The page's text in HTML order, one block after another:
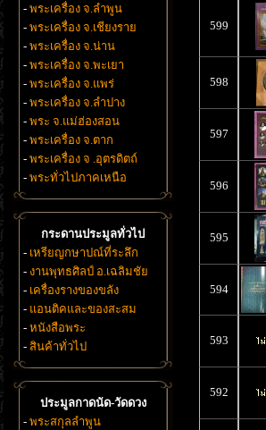
- พระเครื่อง จ.ลำพูน
- พระเครื่อง จ.เชียงราย
- พระเครื่อง จ.น่าน
- พระเครื่อง จ.พะเยา
- พระเครื่อง จ.แพร่
- พระเครื่อง จ.ลำปาง
- พระ จ.แม่ฮ่องสอน
- พระเครื่อง จ.ตาก
- พระเครื่อง จ .อุตรดิตถ์
- พระทั่วไปภาคเหนือ
กระดานประมูลทั่วไป
- เหรียญกษาปณ์ที่ระลึก
- งานพุทธศิลป์ อ.เฉลิมชัย
- เครื่องรางของขลัง
- แอนติคและของสะสม
- หนังสือพระ
- สินค้าทั่วไป
ประมูลกาดนัด-วัดดวง
- พระสกุลลำพูน
599
598
597
596
595
594
593
592